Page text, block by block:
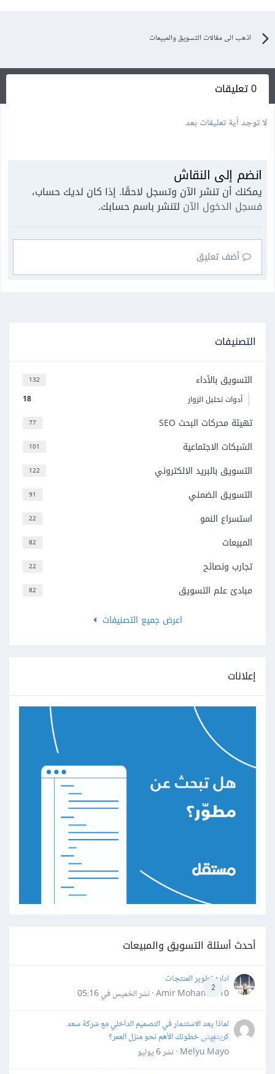
اذهب الى مقالات التسويق والمبيعات
0 تعليقات
لا توجد أية تعليقات بعد
انضم إلى النقاش
يمكنك أن تنشر الآن وتسجل لاحقًا. إذا كان لديك حساب،
فسجل الدخول الآن لتنشر باسم حسابك.
أضف تعليق
التصنيفات
132 التسويق بالأداء
18 أدوات تحليل الزوار
77 تهيئة محركات البحث SEO
101 الشبكات الاجتماعية
122 التسويق بالبريد الالكتروني
91 التسويق الضمني
22 استسراع النمو
82 المبيعات
22 تجارب ونصائح
82
مبادئ علم التسويق
اعرض جميع التصنيفات
إعلانات
أحدث أسئلة التسويق والمبيعات
2
اداره تطوير المنتجات
Amir Mohamed10 · نشر
الخميس في 05:16
0
لماذا يعد الاستثمار في التصميم الداخلي مع شركة سعد
كريتفيتى خطوتك الأهم نحو منزل العمر؟
Melyu Mayo · نشر
6 يوليو